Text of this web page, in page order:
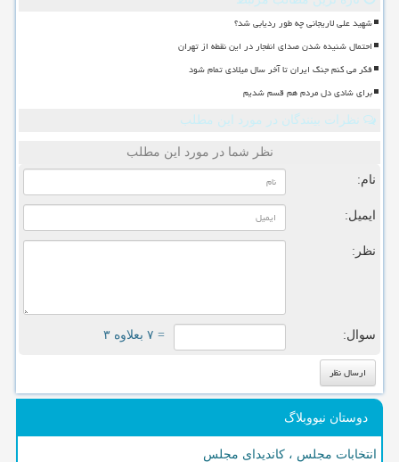
شهید علی لاریجانی چه طور ردیابی شد؟
احتمال شنیده شدن صدای انفجار در این نقطه از تهران
فکر می کنم جنگ ایران تا آخر سال میلادی تمام شود
برای شادی دل مردم هم قسم شدیم
نظرات بینندگان در مورد این مطلب
نظر شما در مورد این مطلب
نام:
ایمیل:
نظر:
سوال: = ۷ بعلاوه ۳
دوستان نیووبلاگ
انتخابات مجلس ، کاندیدای مجلس